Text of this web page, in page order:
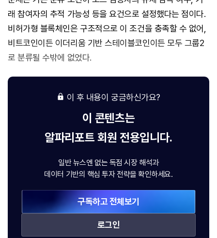
래 참여자의 추적 가능성 등을 요건으로 설정했다는 점이다.
비허가형 블록체인은 구조적으로 이 조건을 충족할 수 없어,
비트코인이든 이더리움 기반 스테이블코인이든 모두 그룹2
로 분류될 수밖에 없었다.
이 후 내용이 궁금하신가요?
이 콘텐츠는
알파리포트 회원 전용입니다.
일반 뉴스엔 없는 독점 시장 해석과
데이터 기반의 핵심 투자 전략을 확인하세요.
구독하고 전체보기
로그인